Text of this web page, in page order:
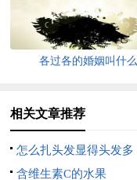
各过各的婚姻叫什么
相关文章推荐
怎么扎头发显得头发多
含维生素C的水果